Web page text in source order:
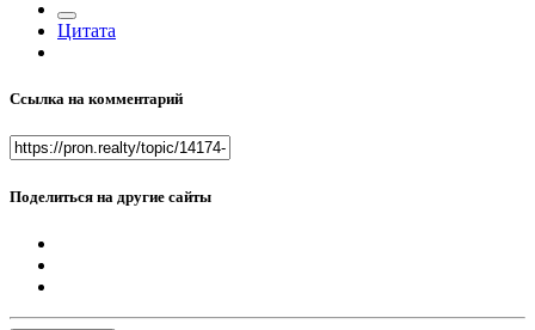
Цитата
Ссылка на комментарий
Поделиться на другие сайты